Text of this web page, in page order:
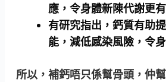
應，令身體新陳代謝更
有研究指出，鈣質有助
能，減低感染風險，令
所以，補鈣唔只係幫骨頭，仲